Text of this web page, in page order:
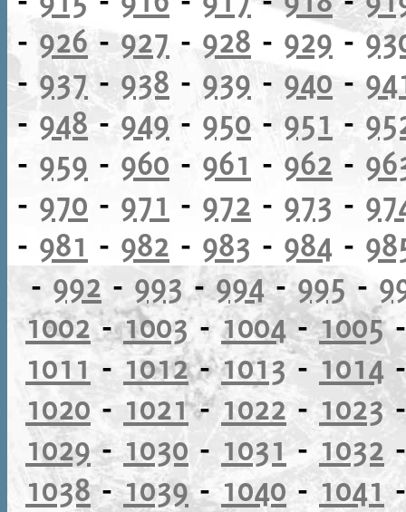
- 926-927 - 928 - 929-
-937- 938 - 939- 940 -
- 948- 949 - 950 - 951 -
- 959 - 960 - 961 - 962 -
- 970 - 971 - 972 - 973 -
- 981 - 982 - 983 - 984 -
- 992 - 993 -994-995 -
1002-1003-1004-1005
1011 - 1012-1013-1014
1020 - 1021-1022- 1023
1029-1030 - 1031- 1032
1038-1039-1040- 1041